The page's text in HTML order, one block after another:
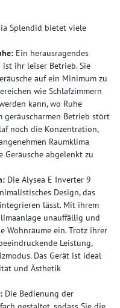
Splendid bietet viele
Ein herausragendes
ist ihr leiser Betrieb. Sie
auf ein Minimum zu
wie Schlafzimmern
kann, wo Ruhe
geräuscharmen Betrieb stört
noch die Konzentration,
Raumklima
abgelenkt zu
Die Alysea E Inverter 9
Design, das
lässt. Mit ihrem
unauffällig und
Wohnräume ein. Trotz ihrer
Leistung,
Das Gerät ist ideal
und Ästhetik
Die Bedienung der